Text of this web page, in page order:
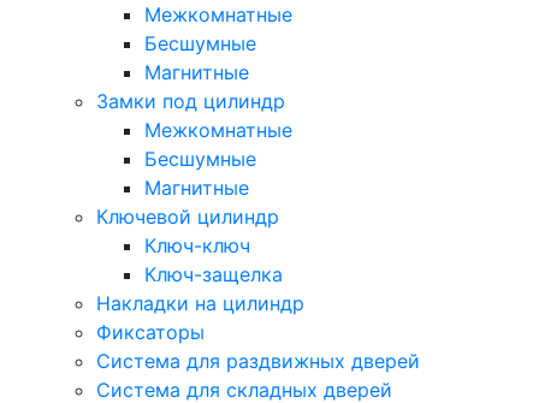
Межкомнатные
Бесшумные
Магнитные
Замки под цилиндр
Межкомнатные
Бесшумные
Магнитные
Ключевой цилиндр
Ключ-ключ
Ключ-защелка
Накладки на цилиндр
Фиксаторы
Система для раздвижных дверей
Система для складных дверей